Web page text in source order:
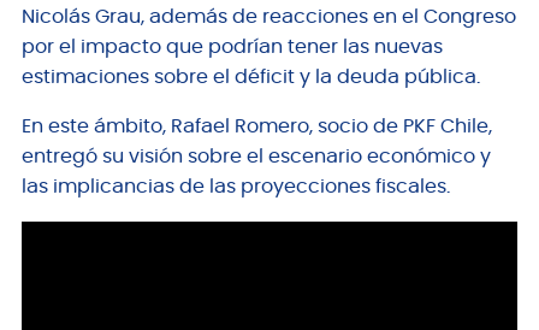
Nicolás Grau, además de reacciones en el Congreso
por el impacto que podrían tener las nuevas
estimaciones sobre el déficit y la deuda pública.
En este ámbito, Rafael Romero, socio de PKF Chile,
entregó su visión sobre el escenario económico y
las implicancias de las proyecciones fiscales.